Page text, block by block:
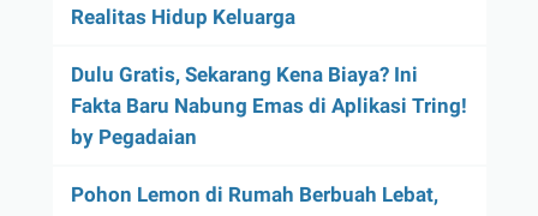
Realitas Hidup Keluarga
Dulu Gratis, Sekarang Kena Biaya? Ini
Fakta Baru Nabung Emas di Aplikasi Tring!
by Pegadaian
Pohon Lemon di Rumah Berbuah Lebat,